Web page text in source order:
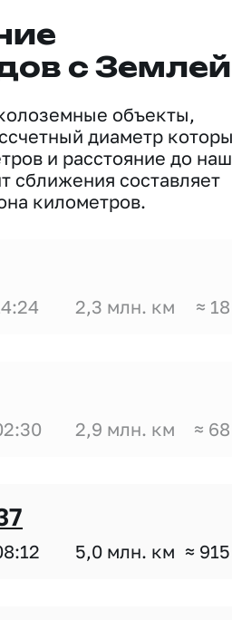
с Землей
объекты,
диаметр
и расстояние до
сближения составляет
километров.
2,3 млн. км ≈
2,9 млн. км ≈
5,0 млн. км ≈